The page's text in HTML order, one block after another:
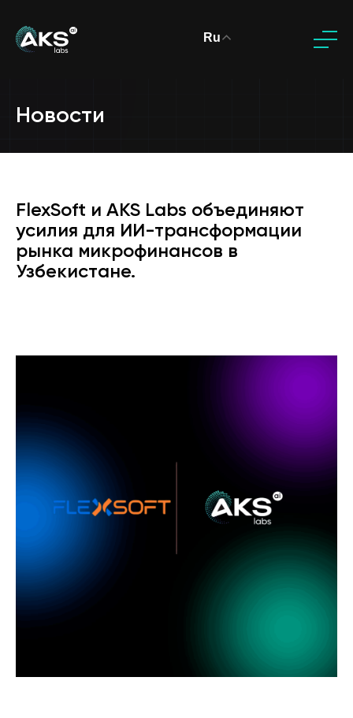
Ru
Новости
FlexSoft и AKS Labs объединяют
усилия для ИИ-трансформации
рынка микрофинансов в
Узбекистане.